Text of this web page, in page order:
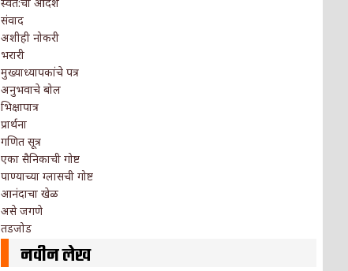
संवाद
अशीही नोकरी
भरारी
मुख्याध्यापकांचे पत्र
अनुभवाचे बोल
भिक्षापात्र
प्रार्थना
गणित सूत्र
एका सैनिकाची गोष्ट
पाण्याच्या ग्लासची गोष्ट
आनंदाचा खेळ
असे जगणे
तडजोड
नवीन लेख